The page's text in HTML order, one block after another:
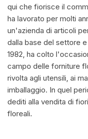
qui che fiorisce il
ha lavorato per molti
un'azienda di articoli
dalla base del settore
1982, ha colto
campo delle forniture
rivolta agli utensili, ai
imballaggio. In quel
dediti alla vendita di
floreali.